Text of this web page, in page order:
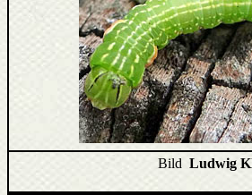
Bild Ludwig